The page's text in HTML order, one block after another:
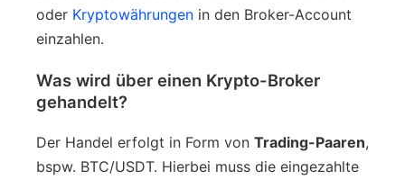
oder Kryptowährungen in den Broker-Account
einzahlen.
Was wird über einen Krypto-Broker
gehandelt?
Der Handel erfolgt in Form von Trading-Paaren,
bspw. BTC/USDT. Hierbei muss die eingezahlte